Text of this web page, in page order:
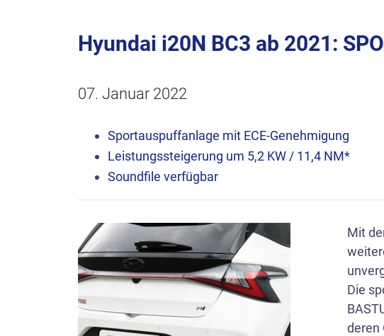
Hyundai i20N BC3 ab 2021:
07. Januar 2022
Sportauspuffanlage mit ECE-Genehmigung
Leistungssteigerung um 5,2 KW / 11,4 NM*
Soundfileverfügbar
Mit
Die
deren